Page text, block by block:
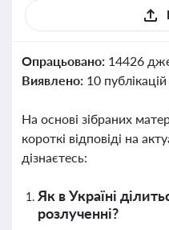
Опрацьовано: 14426
Виявлено: 10
На основі зібраних
короткі відповіді на
дізнаєтесь:
Як в Україні
розлученні?